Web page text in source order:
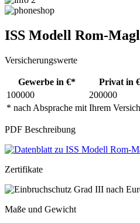
ISS Modell Rom-
Versicherungswerte
Gewerbe in €* Privat in
* nach Absprache mit Ihrem
100000 200000
PDF Beschreibung
Zertifikate
Maße und Gewicht